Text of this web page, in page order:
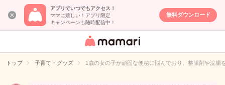
アプリでいつでもアクセス！
ママに嬉しい！アプリ限定
キャンペーンも随時配信中！
無料ダウンロード
女性専用匿名QA
イト
トップ 子育て・グッズ 1歳の女の子が頑固な便秘に悩んでおり、整腸剤や浣